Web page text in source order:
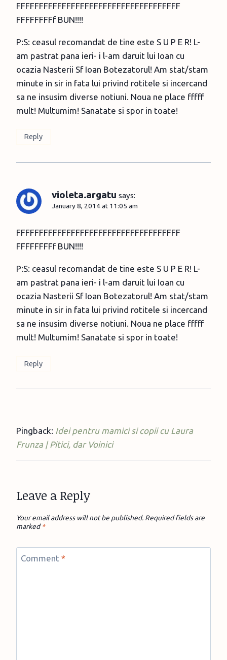
FFFFFFFFFFFFFFFFFFFFFFFFFFFFFFFFFFFF
FFFFFFFFf BUN!!!!
P:S: ceasul recomandat de tine este S U P E R! L-
am pastrat pana ieri- i l-am daruit lui Ioan cu
ocazia Nasterii Sf Ioan Botezatorul! Am stat/stam
minute in sir in fata lui privind rotitele si incercand
sa ne insusim diverse notiuni. Noua ne place fffff
mult! Multumim! Sanatate si spor in toate!
Reply
violeta.argatu says:
January 8, 2014 at 11:05 am
FFFFFFFFFFFFFFFFFFFFFFFFFFFFFFFFFFFF
FFFFFFFFf BUN!!!!
P:S: ceasul recomandat de tine este S U P E R! L-
am pastrat pana ieri- i l-am daruit lui Ioan cu
ocazia Nasterii Sf Ioan Botezatorul! Am stat/stam
minute in sir in fata lui privind rotitele si incercand
sa ne insusim diverse notiuni. Noua ne place fffff
mult! Multumim! Sanatate si spor in toate!
Reply
Pingback: Idei pentru mamici si copii cu Laura
Frunza | Pitici, dar Voinici
Leave a Reply
Your email address will not be published. Required fields are
marked*
Comment *